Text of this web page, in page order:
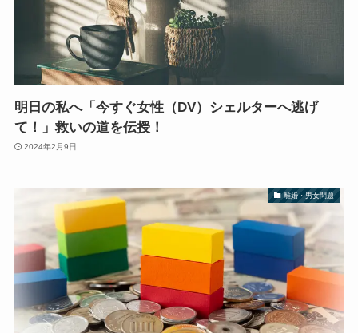
明日の私へ「今すぐ女性（DV）シェルターへ逃げ
て！」救いの道を伝授！
2024年2月9日
離婚・男女問題